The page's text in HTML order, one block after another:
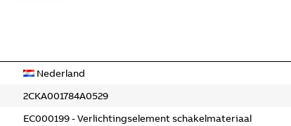
Nederland
2CKA001784A0529
EC000199 - Verlichtingselement schakelmateriaal